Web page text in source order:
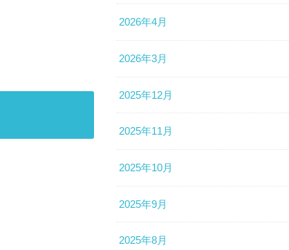
2026年4月
2026年3月
2025年12月
2025年11月
2025年10月
2025年9月
2025年8月